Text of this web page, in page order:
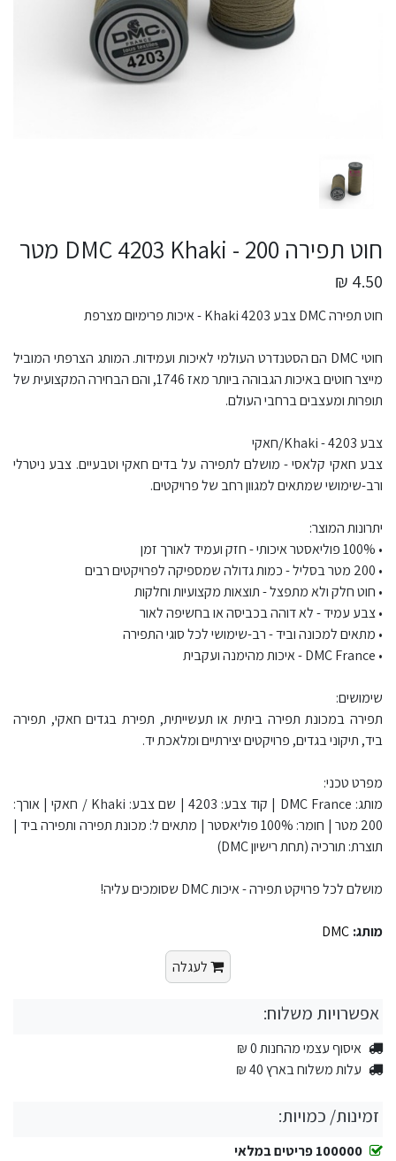
חוט תפירה DMC 4203 Khaki - 200 מטר
4.50 ₪
חוט תפירה DMC צבע 4203 Khaki - איכות פרימיום מצרפת
חוטי DMC הם הסטנדרט העולמי לאיכות ועמידות. המותג הצרפתי המוביל
מייצר חוטים באיכות הגבוהה ביותר מאז 1746, והם הבחירה המקצועית של
תופרות ומעצבים ברחבי העולם.
צבע 4203 - Khaki/חאקי
צבע חאקי קלאסי - מושלם לתפירה על בדים חאקי וטבעיים. צבע ניטרלי
ורב-שימושי שמתאים למגוון רחב של פרויקטים.
יתרונות המוצר:
• 100% פוליאסטר איכותי - חזק ועמיד לאורך זמן
• 200 מטר בסליל - כמות גדולה שמספיקה לפרויקטים רבים
• חוט חלק ולא מתפצל - תוצאות מקצועיות וחלקות
• צבע עמיד - לא דוהה בכביסה או בחשיפה לאור
• מתאים למכונה וביד - רב-שימושי לכל סוגי התפירה
• DMC France - איכות מהימנה ועקבית
שימושים:
תפירה במכונת תפירה ביתית או תעשייתית, תפירת בגדים חאקי, תפירה
ביד, תיקוני בגדים, פרויקטים יצירתיים ומלאכת יד.
מפרט טכני:
מותג: DMC France | קוד צבע: 4203 | שם צבע: Khaki / חאקי | אורך:
200 מטר | חומר: 100% פוליאסטר | מתאים ל: מכונת תפירה ותפירה ביד |
תוצרת: תורכיה (תחת רישיון DMC)
מושלם לכל פרויקט תפירה - איכות DMC שסומכים עליה!
מותג: DMC
לעגלה
אפשרויות משלוח:
איסוף עצמי מהחנות 0 ₪
עלות משלוח בארץ 40 ₪
זמינות/ כמויות:
100000 פריטים במלאי